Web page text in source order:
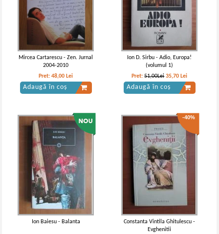
Vintila Corbul - Caderea
Constantinopolului (volumele 1 si
2)
Vintila Corbul - Caderea
Constantinopolului (volumul 1)
Vintila Corbul - Caderea
Constantinopolelui (2 volume,
cartonate)
Vintila Corbul - Caderea
Constantinopolului (volumul 1)
(Adevarul)
Mircea Cartarescu - Zen. Jurnal
2004-2010
Pret:48,00 Lei
Adaugă în coș
Ion D. Sirbu - Adio, Europa!
(volumul 1)
Pret:51,00Lei 35,70 Lei
Adaugă în coș
Ion Baiesu - Balanta
-40%
Constanta Vintila Ghitulescu -
Evghenitii